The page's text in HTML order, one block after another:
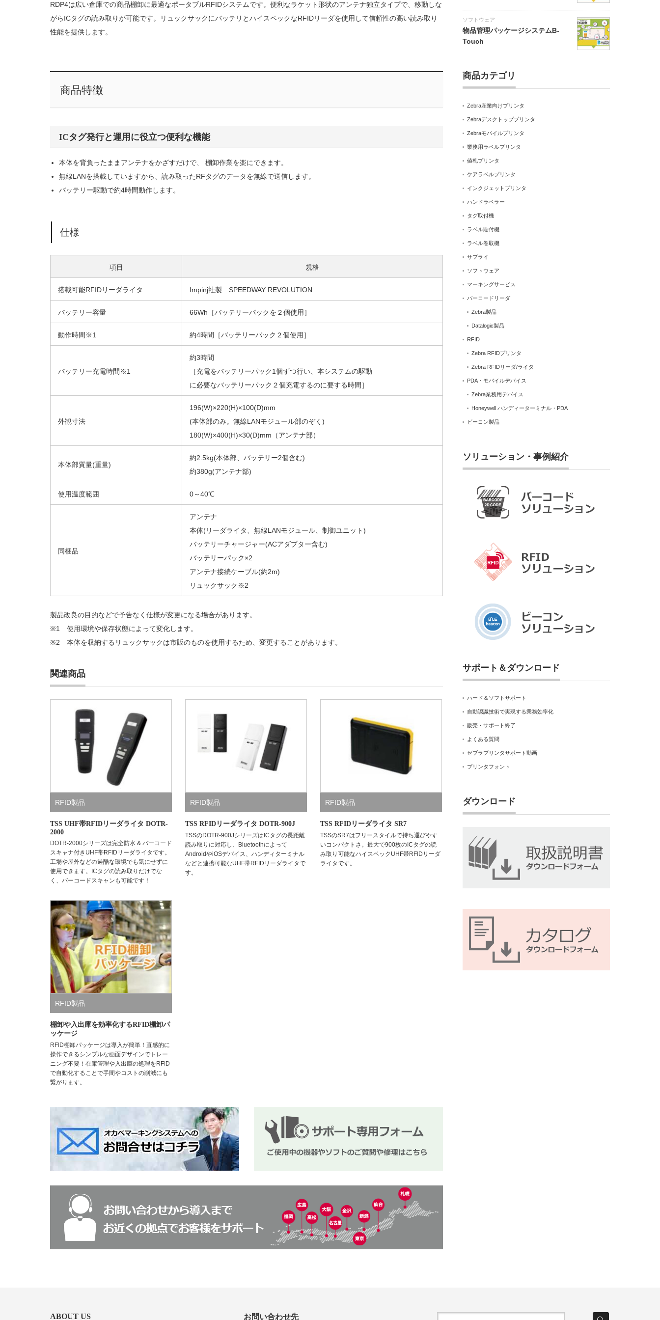
RDP4は広い倉庫での商品棚卸に最適なポータブルRFIDシステムです。便利なラケット形状のアンテナ独立タイプで、移動しな
がらICタグの読み取りが可能です。リュックサックにバッテリとハイスペックなRFIDリーダを使用して信頼性の高い読み取り
性能を提供します。
商品特徴
ICタグ発行と運用に役立つ便利な機能
本体を背負ったままアンテナをかざすだけで、 棚卸作業を楽にできます。
無線LANを搭載していますから、読み取ったRFタグのデータを無線で送信します。
バッテリー駆動で約4時間動作します。
仕様
項目 規格
搭載可能RFIDリーダライタ Impinj社製 SPEEDWAY REVOLUTION
バッテリー容量 66Wh［バッテリーパックを２個使用］
動作時間 ※1 約4時間［バッテリーパック２個使用］
バッテリー充電時間※1
約3時間
［充電をバッテリーパック1個ずつ行い、本システムの駆動
に必要なバッテリーパック２個充電するのに要する時間］
外観寸法
196(W)×220(H)×100(D)mm
(本体部のみ。無線LANモジュール部のぞく)
180(W)×400(H)×30(D)mm（アンテナ部）
本体部質量(重量)
約2.5kg(本体部、バッテリー2個含む)
約380g(アンテナ部)
使用温度範囲 0～40℃
同梱品
アンテナ
本体(リーダライタ、無線LANモジュール、制御ユニット)
バッテリーチャージャー(ACアダプター含む)
バッテリーパック×2
アンテナ接続ケーブル(約2m)
リュックサック※2
製品改良の目的などで予告なく仕様が変更になる場合があります。
※1 使用環境や保存状態によって変化します。
※2 本体を収納するリュックサックは市販のものを使用するため、変更することがあります。
関連商品
RFID製品
TSS UHF帯RFIDリーダライタ DOTR-
2000
DOTR-2000シリーズは完全防水 & バーコード
スキャナ付きUHF帯RFIDリーダライタです。
工場や屋外などの過酷な環境でも気にせずに
使用できます。ICタグの読み取りだけでな
く、バーコードスキャンも可能です！
RFID製品
TSS RFIDリーダライタ DOTR-900J
TSSのDOTR-900JシリーズはICタグの長距離
読み取りに対応し、Bluetoothによって
AndroidやiOSデバイス、ハンディターミナル
などと連携可能なUHF帯RFIDリーダライタで
す。
RFID製品
TSS RFIDリーダライタ SR7
TSSのSR7はフリースタイルで持ち運びやす
いコンパクトさ。最大で900枚のICタグの読
み取り可能なハイスペックUHF帯RFIDリーダ
ライタです。
RFID製品
棚卸や入出庫を効率化するRFID棚卸パ
ッケージ
RFID棚卸パッケージは導入が簡単！直感的に
操作できるシンプルな画面デザインでトレー
ニング不要！在庫管理や入出庫の処理をRFID
で自動化することで手間やコストの削減にも
繋がります。
ソフトウェア
物品管理パッケージシステムB-
Touch
商品カテゴリ
Zebra産業向けプリンタ
Zebraデスクトッププリンタ
Zebraモバイルプリンタ
業務用ラベルプリンタ
値札プリンタ
ケアラベルプリンタ
インクジェットプリンタ
ハンドラベラー
タグ取付機
ラベル貼付機
ラベル巻取機
サプライ
ソフトウェア
マーキングサービス
バーコードリーダ
Zebra製品
Datalogic製品
RFID
Zebra RFIDプリンタ
Zebra RFIDリーダ/ライタ
PDA・モバイルデバイス
Zebra業務用デバイス
Honeywell ハンディーターミナル・PDA
ビーコン製品
ソリューション・事例紹介
サポート＆ダウンロード
ハード＆ソフトサポート
自動認識技術で実現する業務効率化
販売・サポート終了
よくある質問
ゼブラプリンタサポート動画
プリンタフォント
ダウンロード
ABOUT US お問い合わせ先